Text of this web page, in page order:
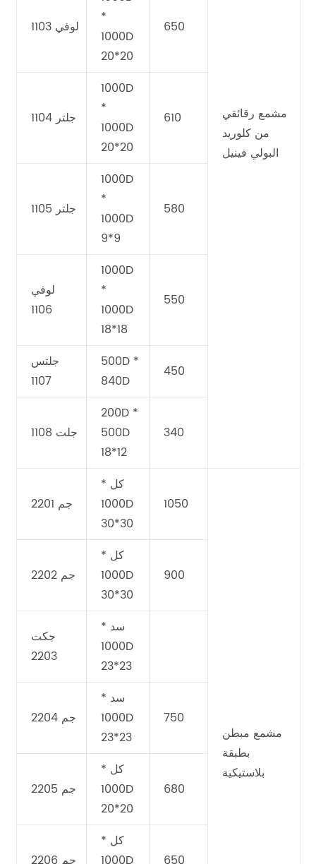
مشمع رقائقي
من كلوريد
البولي فينيل
لوفي 1103
*
1000D
20*20
650
جلتر 1104
1000D
*
1000D
20*20
610
جلتر 1105
1000D
*
1000D
9*9
580
لوفي
1106
1000D
*
1000D
18*18
550
جلتس
1107
500D *
840D
450
جلت 1108
200D *
500D
18*12
340
جم 2201
كل *
1000D
30*30
1050
مشمع مبطن
بطبقة
بلاستيكية
جم 2202
كل *
1000D
30*30
900
جكت
2203
سد *
1000D
23*23
جم 2204
سد *
1000D
23*23
750
جم 2205
كل *
1000D
20*20
680
جم 2206
كل *
1000D
650